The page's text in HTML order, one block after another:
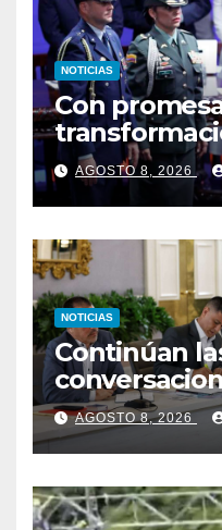
NOTICIAS
Con
Espriella
presidente
AGOSTO 8, 2026
NOTICIAS
Continúan
delegación
Nacional de
AGOSTO 8, 2026